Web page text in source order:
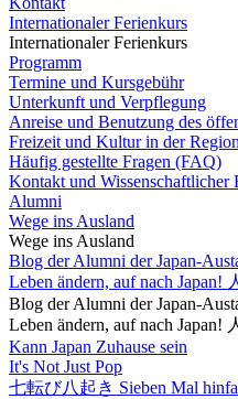
Internationaler Ferienkurs
Internationaler Ferienkurs
Programm
Termine und Kursgebühr
Unterkunft und Verpflegung
Anreise und Benutzung des
Freizeit und Kultur in der Region
Häufig gestellte Fragen (FAQ)
Kontakt und Wissenschaftlicher
Alumni
Wege ins Ausland
Wege ins Ausland
Blog der Alumni der Japan-
Leben ändern, auf nach
Blog der Alumni der Japan-
Leben ändern, auf nach
Kann Japan Zuhause sein
It's Not Just Pop
七転び八起き Sieben Mal